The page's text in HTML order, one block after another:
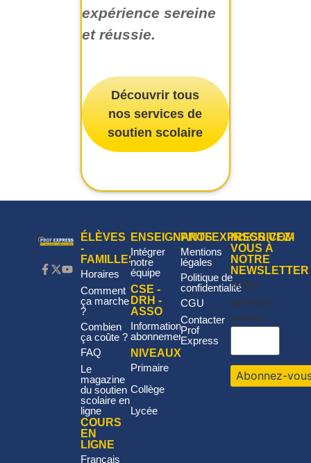
expérience sereine
et réussie.
Découvrir tous
nos services de
soutien scolaire
ÉLÈVES
-
FAMILLES
Horaires
Comment
ça marche
?
Combien
ça coûte ?
FAQ
Le
magazine
du soutien
scolaire en
ligne
COURS
EN
LIGNE
Français
ENSEIGNANTS
Intégrer
notre
équipe
CSE -
DRH -
ASSO
Informations
abonnement
NIVEAUX
Primaire
Collège
Lycée
PROFEXPRESS.COM
Mentions
légales
Politique de
confidentialité
CGU
Contacter
Prof
Express
INSCRIVEZ-
VOUS À
NOTRE
NEWSLETTER
Votre
adresse
e-mail